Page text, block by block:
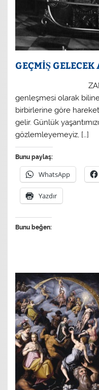
GEÇMİŞ
ZAMAN
genleşmesi olarak
birbirlerine göre
gelir. Günlük
gözlemleyemeyiz, […]
Bunu paylaş:
WhatsApp
Yazdır
Bunu beğen: